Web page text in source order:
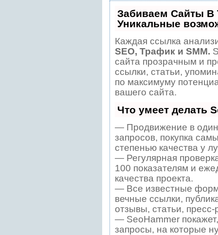
Забиваем Сайты
Уникальные
Каждая ссылка
SEO, Трафик и SMM.
сайта прозрачным и
ссылки, статьи,
по максимуму
вашего сайта.
Что умеет делать
— Продвижение в один
запросов, покупка
степенью качества у
— Регулярная
100 показателям и
качества проекта.
— Все известные
вечные ссылки,
отзывы, статьи,
— SeoHammer
запросы, на которые